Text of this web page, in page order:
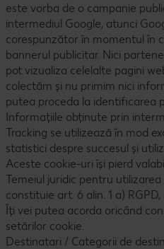
este vorba de o campanie
intermediul Google, atunci
corespunzător în momentul în
bannerul publicitar. Nici
pot vizualiza celelalte pagini
colectăm și nu primim nici
putea proceda la identificarea
Informațiile obținute prin
Tracking se utilizează în mod
statistici despre succesul și
Aceste cookie-uri își pierd
Temeiul juridic pentru
constituie art. 6 alin. 1 a)
Îți vei putea acorda oricând
setărilor cookie.
Destinatari / Categorii de